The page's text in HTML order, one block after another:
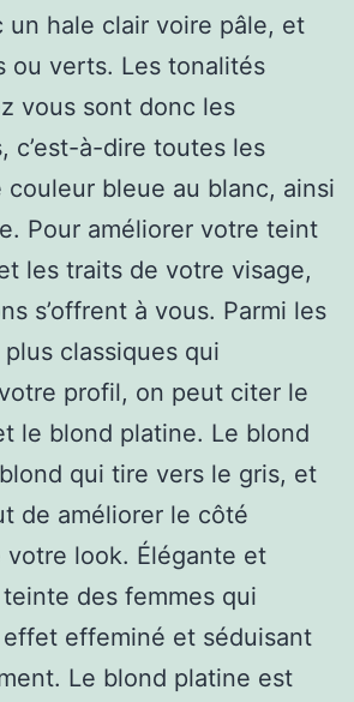
un hale clair voire pâle, et
ou verts. Les tonalités
vous sont donc les
c’est-à-dire toutes les
couleur bleue au blanc, ainsi
Pour améliorer votre teint
les traits de votre visage,
s’offrent à vous. Parmi les
classiques qui
profil, on peut citer le
le blond platine. Le blond
qui tire vers le gris, et
de améliorer le côté
votre look. Élégante et
teinte des femmes qui
effeminé et séduisant
Le blond platine est